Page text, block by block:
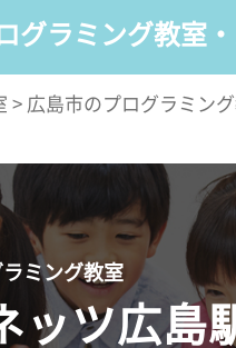
グラミング教室
> 広島市のプログラミン
ミング教室
ッツ広島